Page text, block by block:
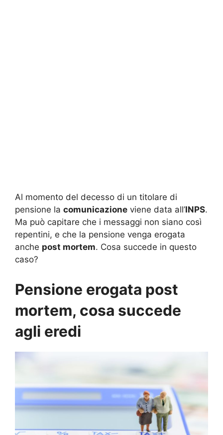
Al momento del decesso di un titolare di
pensione la comunicazione viene data all’INPS.
Ma può capitare che i messaggi non siano così
repentini, e che la pensione venga erogata
anche post mortem. Cosa succede in questo
caso?
Pensione erogata post
mortem, cosa succede
agli eredi